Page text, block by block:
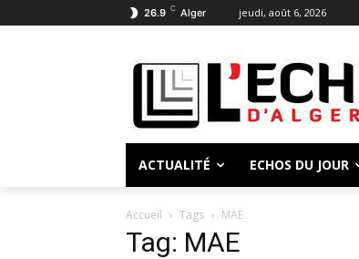
26.9 C Alger jeudi, août 6, 2026
ACTUALITÉ ECHOS DU JOUR
Accueil Tags MAE
Tag: MAE